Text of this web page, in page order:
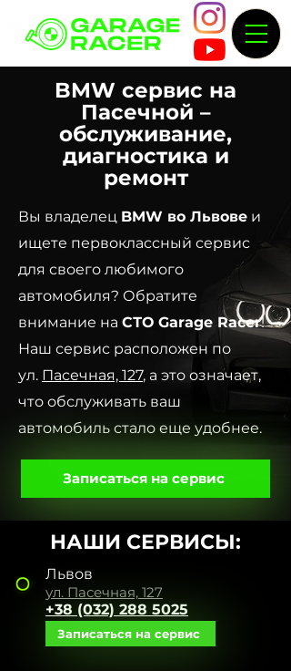
BMW сервис на
Пасечной –
обслуживание,
диагностика и
ремонт
Вы владелец BMW во Львове и
ищете первоклассный сервис
для своего любимого
автомобиля? Обратите
внимание на СТО Garage Racer!
Наш сервис расположен по
ул. Пасечная, 127, а это означает,
что обслуживать ваш
автомобиль стало еще удобнее.
Записаться на сервис
НАШИ СЕРВИСЫ:
Львов
ул. Пасечная, 127
+38 (032) 288 5025
Записаться на сервис